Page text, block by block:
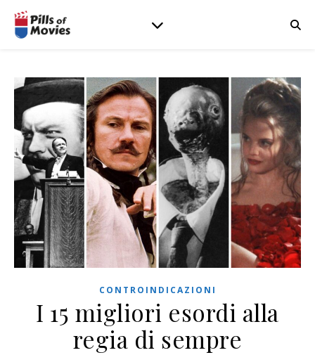
CONTROINDICAZIONI
I 15 migliori esordi alla
regia di sempre